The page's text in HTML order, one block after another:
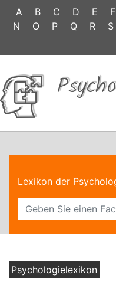
A B C D E F
N
O P Q R S
Lexikon der
Psychologielexikon